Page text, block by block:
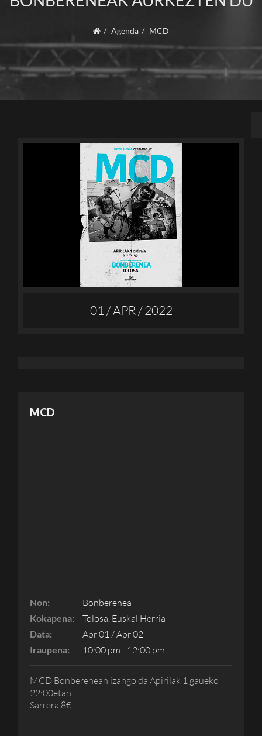
Agenda MCD
01 / APR / 2022
MCD
Non: Bonberenea
Kokapena: Tolosa, Euskal Herria
Data: Apr 01 / Apr 02
Iraupena: 10:00 pm - 12:00 pm
MCD Bonberenean izango da Apirilak 1 gaueko
22:00etan
Sarrera 8€